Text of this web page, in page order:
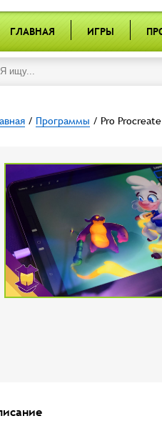
ГЛАВНАЯ ИГРЫ
/ Программы / Pro